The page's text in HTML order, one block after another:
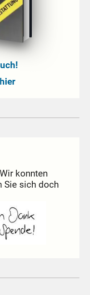
konnten
Sie sich doch